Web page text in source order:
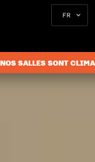
FR
SALLES SONT